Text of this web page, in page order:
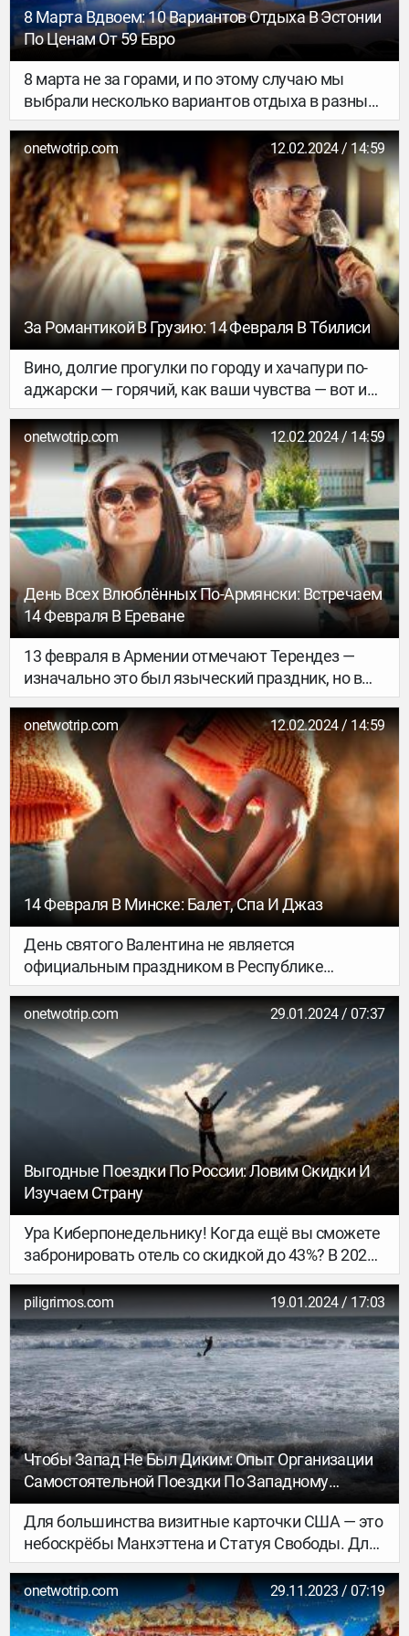
8 Марта Вдвоем: 10 Вариантов Отдыха В Эстонии
По Ценам От 59 Евро
8 марта не за горами, и по этому случаю мы
выбрали несколько вариантов отдыха в разных
уголках Эстонии по очень приемлемым ценам.
Спешите бронировать!
onetwotrip.com 12.02.2024 / 14:59
За Романтикой В Грузию: 14 Февраля В Тбилиси
Вино, долгие прогулки по городу и хачапури по-
аджарски — горячий, как ваши чувства — вот и
сценарий для романтического трипа в Тбилиси.
Ко Дню всех влюблённых мы подготовили
трёхдневный гайд по столице Грузии.
onetwotrip.com 12.02.2024 / 14:59
День Всех Влюблённых По-Армянски: Встречаем
14 Февраля В Ереване
13 февраля в Армении отмечают Терендез —
изначально это был языческий праздник, но в
наши дни он приходится на Сретение Господне.
onetwotrip.com 12.02.2024 / 14:59
14 Февраля В Минске: Балет, Спа И Джаз
День святого Валентина не является
официальным праздником в Республике
Беларусь, однако это не мешает влюблённым
парам его активно отмечать — гулять по городу,
ходить на свидания и делать друг другу
приятные сюрпризы. Проведите романтический
уикенд в Минске и вы, а мы подскажем, чем там
заняться и куда сходить.
onetwotrip.com 29.01.2024 / 07:37
Выгодные Поездки По России: Ловим Скидки И
Изучаем Страну
Ура Киберпонедельнику! Когда ещё вы сможете
забронировать отель со скидкой до 43%? В 2024
году такая возможность есть с 29 по 31 января.
Если в эти дни видите на сайте или в мобильном
приложении рядом с названием гостиницы
значок «Киберпонедельник», бронируйте, не
раздумывая.
piligrimos.com 19.01.2024 / 17:03
Чтобы Запад Не Был Диким: Опыт Организации
Самостоятельной Поездки По Западному
Побережью США
Для большинства визитные карточки США — это
небоскрёбы Манхэттена и Статуя Свободы. Для
кого-то — Капитолий, Белый дом и гранитный
обелиск в Вашингтоне. Но лишь избранные
знают, что настоящие жемчужины Соединённых
Штатов находятся на западном побережье, в
onetwotrip.com 29.11.2023 / 07:19